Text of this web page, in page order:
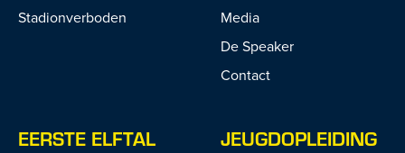
Stadionverboden
Media
De Speaker
Contact
EERSTE ELFTAL JEUGDOPLEIDING